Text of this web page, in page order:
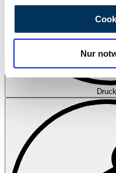
analysieren. Außerdem
Verwendung unserer
soziale Medien,
Partner führen diese
weiteren Daten
haben oder die sie im
gesammelt haben.
Nur